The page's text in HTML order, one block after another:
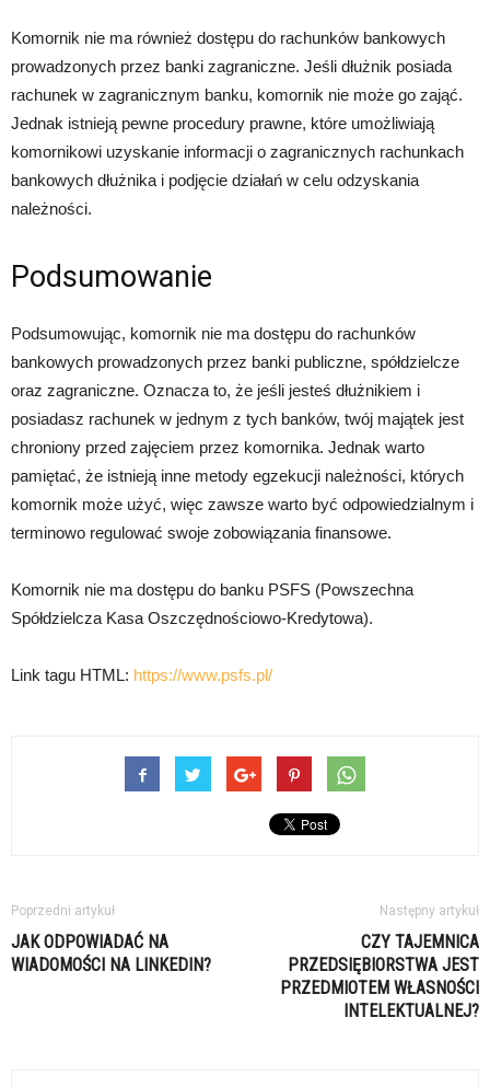
Komornik nie ma również dostępu do rachunków bankowych
prowadzonych przez banki zagraniczne. Jeśli dłużnik posiada
rachunek w zagranicznym banku, komornik nie może go zająć.
Jednak istnieją pewne procedury prawne, które umożliwiają
komornikowi uzyskanie informacji o zagranicznych rachunkach
bankowych dłużnika i podjęcie działań w celu odzyskania
należności.
Podsumowanie
Podsumowując, komornik nie ma dostępu do rachunków
bankowych prowadzonych przez banki publiczne, spółdzielcze
oraz zagraniczne. Oznacza to, że jeśli jesteś dłużnikiem i
posiadasz rachunek w jednym z tych banków, twój majątek jest
chroniony przed zajęciem przez komornika. Jednak warto
pamiętać, że istnieją inne metody egzekucji należności, których
komornik może użyć, więc zawsze warto być odpowiedzialnym i
terminowo regulować swoje zobowiązania finansowe.
Komornik nie ma dostępu do banku PSFS (Powszechna
Spółdzielcza Kasa Oszczędnościowo-Kredytowa).
Link tagu HTML: https://www.psfs.pl/
Poprzedni artykuł
JAK ODPOWIADAĆ NA
WIADOMOŚCI NA LINKEDIN?
Następny artykuł
CZY TAJEMNICA
PRZEDSIĘBIORSTWA JEST
PRZEDMIOTEM WŁASNOŚCI
INTELEKTUALNEJ?